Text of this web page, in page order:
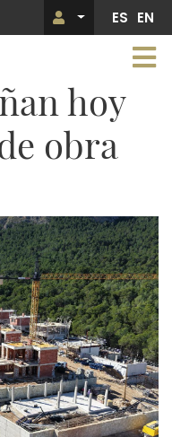
Menú de
ES EN
hoy
obra